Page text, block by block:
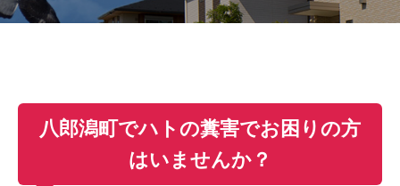
八郎潟町でハトの糞害でお困りの方
はいませんか？